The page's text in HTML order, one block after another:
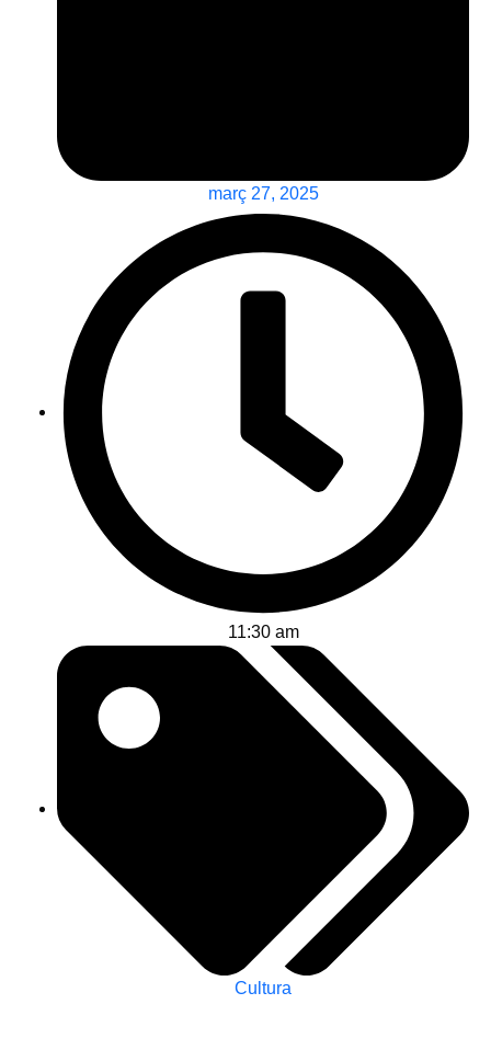
març 27, 2025
11:30 am
Cultura